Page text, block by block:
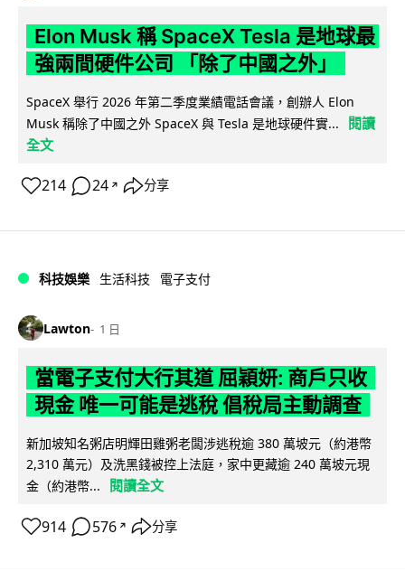
Elon Musk 稱 SpaceX Tesla 是地球最
強兩間硬件公司 「除了中國之外」
SpaceX 舉行 2026 年第二季度業績電話會議，創辦人 Elon
Musk 稱除了中國之外 SpaceX 與 Tesla 是地球硬件實...
閱讀
全文
214 24 ↗ 分享
科技娛樂 生活科技 電子支付
Lawton 1 日
當電子支付大行其道 屈穎妍: 商戶只收
現金 唯一可能是逃稅 倡稅局主動調查
新加坡知名粥店明輝田雞粥老闆涉逃稅逾 380 萬坡元（約港幣
2,310 萬元）及洗黑錢被控上法庭，家中更藏逾 240 萬坡元現
金（約港幣...
閱讀全文
914 576 ↗ 分享